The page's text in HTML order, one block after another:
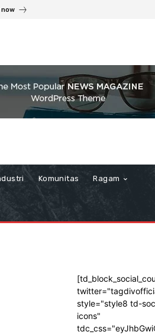
now
Komunitas Ragam
style="style8 td-
icons"